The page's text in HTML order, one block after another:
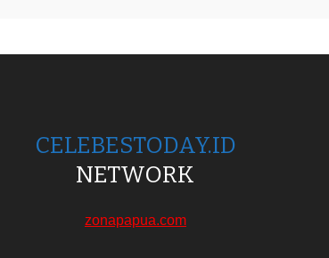
CELEBESTODAY.ID
NETWORK
zonapapua.com